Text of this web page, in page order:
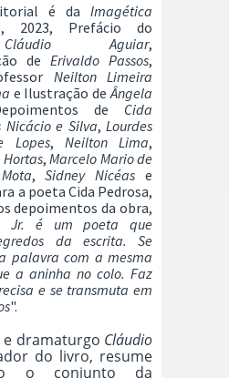
é da Imagética
2023, Prefácio do
Cláudio Aguiar,
de Erivaldo Passos,
Neilton Limeira
e Ilustração deÂngela
de Cida
Nicácio e Silva,Lourdes
Lopes, Neilton Lima,
Hortas, Marcelo Mario de
,Sidney Nicéase
a poeta Cida Pedrosa,
depoimentos da obra,
Jr. é um poeta que
da escrita. Se
palavra com a mesma
a aninha no colo. Faz
e se transmuta em
".
dramaturgo Cláudio
do livro, resume
o conjunto da